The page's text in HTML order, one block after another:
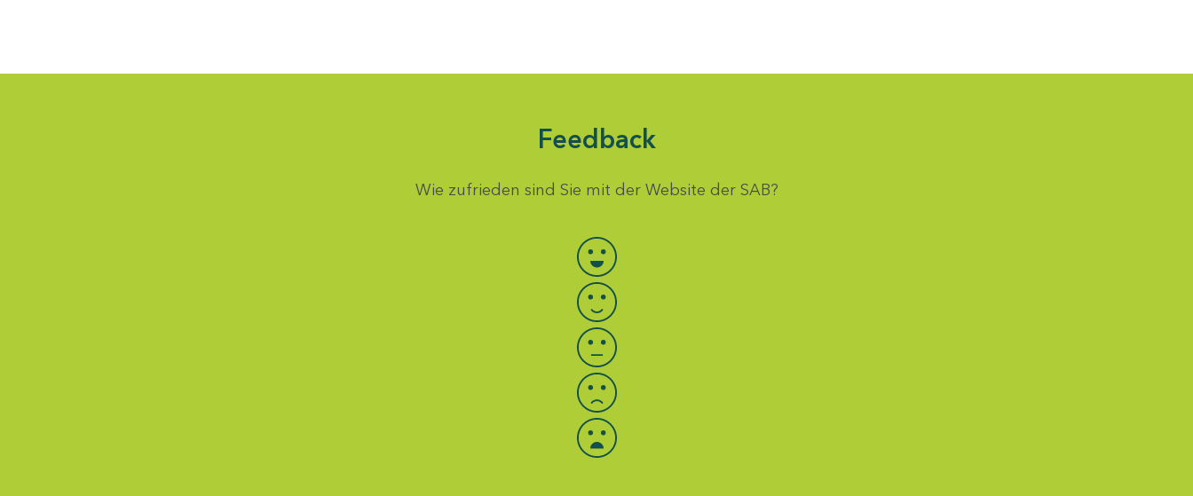
Feedback
Wie zufrieden sind Sie mit der Website der SAB?
Bewertung auswählen